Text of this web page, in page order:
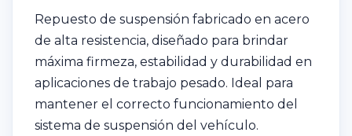
Repuesto de suspensión fabricado en acero
de alta resistencia, diseñado para brindar
máxima firmeza, estabilidad y durabilidad en
aplicaciones de trabajo pesado. Ideal para
mantener el correcto funcionamiento del
sistema de suspensión del vehículo.